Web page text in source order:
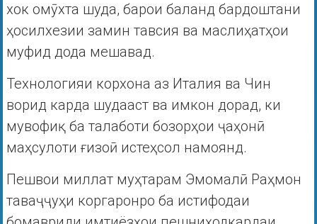
хок омӯхта шуда, барои баланд бардоштани
ҳосилхезии замин тавсия ва маслиҳатҳои
муфид дода мешавад.
Технологияи корхона аз Италия ва Чин
ворид карда шудааст ва имкон дорад, ки
мувофиқ ба талаботи бозорҳои ҷаҳонӣ
маҳсулоти ғизоӣ истеҳсол намоянд.
Пешвои миллат муҳтарам Эмомалӣ Раҳмон
таваҷҷуҳи коргаронро ба истифодаи